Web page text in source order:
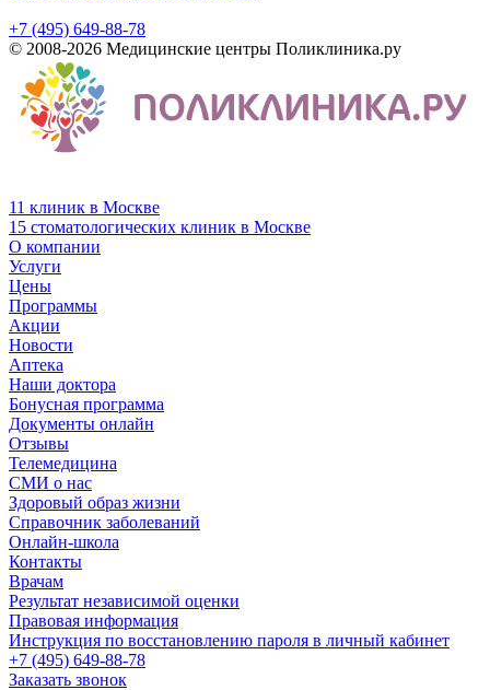
+7 (495) 649-88-78
© 2008-2026 Медицинские центры Поликлиника.ру
11 клиник в Москве
15 стоматологических клиник в Москве
О компании
Услуги
Цены
Программы
Акции
Новости
Аптека
Наши доктора
Бонусная программа
Документы онлайн
Отзывы
Телемедицина
СМИ о нас
Здоровый образ жизни
Справочник заболеваний
Онлайн-школа
Контакты
Врачам
Результат независимой оценки
Правовая информация
Инструкция по восстановлению пароля в личный кабинет
+7 (495) 649-88-78
Заказать звонок